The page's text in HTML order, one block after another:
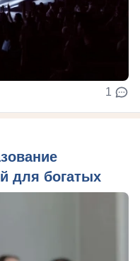
1
для богатых